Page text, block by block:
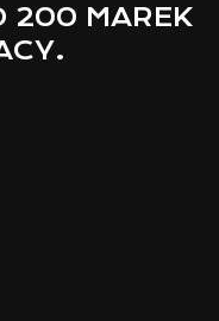
200 MAREK